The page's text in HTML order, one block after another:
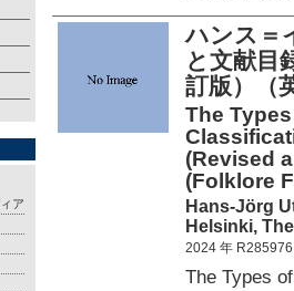
ア
ハンス＝
と文献目
訂版）（
The
(Revised
(Folklore
Hans-Jörg
Helsinki,
2024 年 R285976
The Types